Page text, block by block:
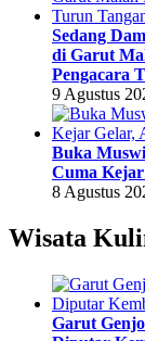
Sedang
di Garut
Pengacara
9 Agustus
Buka
Cuma
8 Agustus
Wisata
Garut